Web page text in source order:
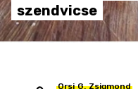
szendvicse
Orsi G. Zsigmond